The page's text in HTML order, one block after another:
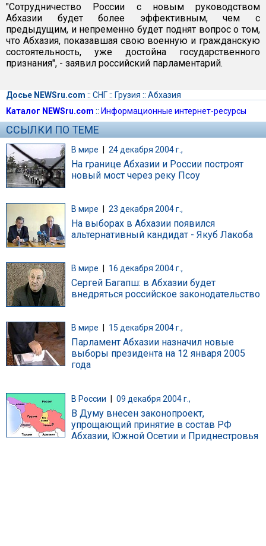
"Сотрудничество России с новым руководством
Абхазии будет более эффективным, чем с
предыдущим, и непременно будет поднят вопрос о том,
что Абхазия, показавшая свою военную и гражданскую
состоятельность, уже достойна государственного
признания", - заявил российский парламентарий.
Досье NEWSru.com :: СНГ:: Грузия :: Абхазия
Каталог NEWSru.com :: Информационные интернет-ресурсы
ССЫЛКИ ПО ТЕМЕ
В мире | 24 декабря 2004 г.,
На границе Абхазии и России построят
новый мост через реку Псоу
В мире 23 декабря 2004 г.,
На выборах в Абхазии появился
альтернативный кандидат - Якуб Лакоба
В мире 16 декабря 2004 г.,
Сергей Багапш: в Абхазии будет
внедряться российское законодательство
В мире 15 декабря 2004 г.,
Парламент Абхазии назначил новые
выборы президента на 12 января 2005
года
В России | 09 декабря 2004 г.,
В Думу внесен законопроект,
упрощающий принятие в состав РФ
Абхазии, Южной Осетии и Приднестровья